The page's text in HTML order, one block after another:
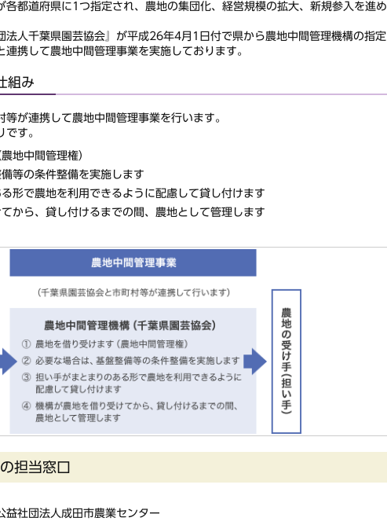
各都道府県に1つ指定され、農地の集団化、経営規模の拡大、新規参入を進め
人千葉県園芸協会』が平成26年4月1日付で県から農地中間管理機構の指定
連携して農地中間管理事業を実施しております。
組み
が連携して農地中間管理事業を行います。
す。
地中間管理権）
等の条件整備を実施します
形で農地を利用できるように配慮して貸し付けます
から、貸し付けるまでの間、農地として管理します
担当窓口
益社団法人成田市農業センター